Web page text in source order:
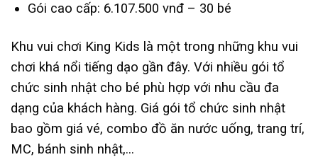
Gói cao cấp: 6.107.500 vnđ – 30 bé
Khu vui chơi King Kids là một trong những khu vui
chơi khá nổi tiếng dạo gần đây. Với nhiều gói tổ
chức sinh nhật cho bé phù hợp với nhu cầu đa
dạng của khách hàng. Giá gói tổ chức sinh nhật
bao gồm giá vé, combo đồ ăn nước uống, trang trí,
MC, bánh sinh nhật,…